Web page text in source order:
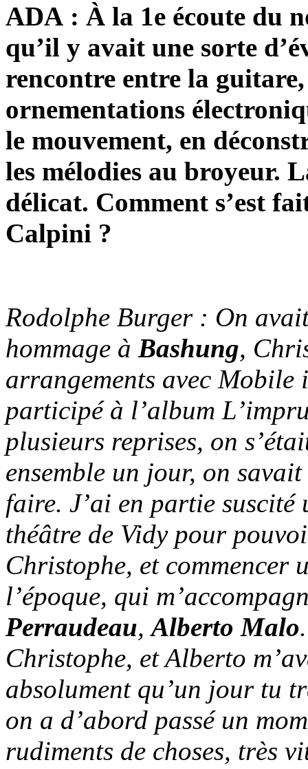
ADA : À la 1e écoute du
qu’il y avait une sorte
rencontre entre la
ornementations
le mouvement, en
les mélodies au broyeur.
délicat. Comment s’est
Calpini ?
Rodolphe Burger : On
hommage à Bashung,
arrangements avec
participé à l’album
plusieurs reprises, on
ensemble un jour, on
faire. J’ai en partie suscité
théâtre de Vidy pour
Christophe, et commencer
l’époque, qui
Perraudeau, Alberto Malo
Christophe, et Alberto
absolument qu’un jour tu
on a d’abord passé un
rudiments de choses, très